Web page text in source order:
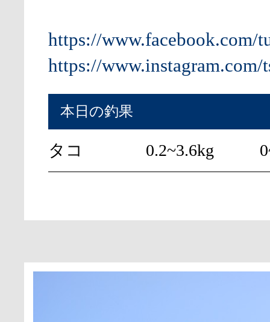
https://www.facebook.com/
https://www.instagram.com/
本日の釣果
タコ 0.2~3.6kg